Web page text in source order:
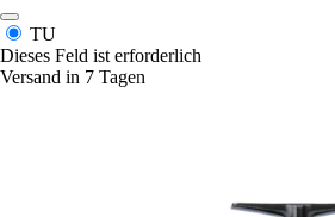
TU
Dieses Feld ist erforderlich
Versand in 7 Tagen